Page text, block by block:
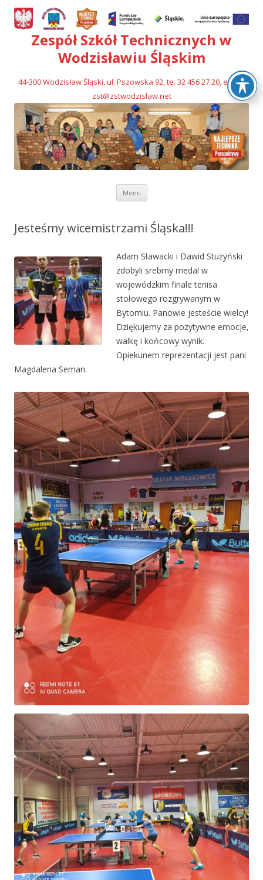
Zespół Szkół Technicznych w
Wodzisławiu Śląskim
44-300 Wodzisław Śląski, ul. Pszowska 92, te. 32 456 27 20, e-mail
zst@zstwodzislaw.net
Menu Przejdź
Jesteśmy wicemistrzami Śląska!!!
Adam Sławacki i Dawid Stużyński
zdobyli srebrny medal w
wojewódzkim finale tenisa
stołowego rozgrywanym w
Bytomiu. Panowie jesteście wielcy!
Dziękujemy za pozytywne emocje,
walkę i końcowy wynik.
Opiekunem reprezentacji jest pani
Magdalena Seman.